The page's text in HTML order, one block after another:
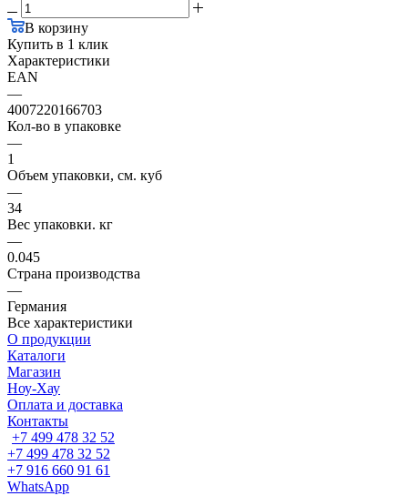
В корзину
Купить в 1 клик
Характеристики
EAN
—
4007220166703
Кол-во в упаковке
—
1
Объем упаковки, см. куб
—
34
Вес упаковки. кг
—
0.045
Страна производства
—
Германия
Все характеристики
О продукции
Каталоги
Магазин
Ноу-Хау
Оплата и доставка
Контакты
+7 499 478 32 52
+7 499 478 32 52
+7 916 660 91 61
WhatsApp